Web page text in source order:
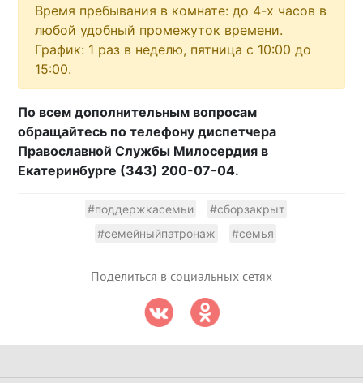
Время пребывания в комнате: до 4-х часов в
любой удобный промежуток времени.
График: 1 раз в неделю, пятница с 10:00 до
15:00.
По всем дополнительным вопросам
обращайтесь по телефону диспетчера
Православной Службы Милосердия в
Екатеринбурге (343) 200-07-04.
#поддержкасемьи
#сборзакрыт
#семейныйпатронаж
#семья
Поделиться в социальных сетях